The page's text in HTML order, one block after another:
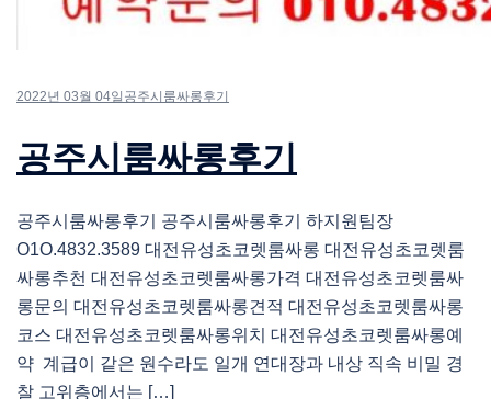
2022년 03월 04일 공주시룸싸롱후기
공주시룸싸롱후기
공주시룸싸롱후기 공주시룸싸롱후기 하지원팀장
O1O.4832.3589 대전유성초코렛룸싸롱 대전유성초코렛룸
싸롱추천 대전유성초코렛룸싸롱가격 대전유성초코렛룸싸
롱문의 대전유성초코렛룸싸롱견적 대전유성초코렛룸싸롱
코스 대전유성초코렛룸싸롱위치 대전유성초코렛룸싸롱예
약 계급이 같은 원수라도 일개 연대장과 내상 직속 비밀 경
찰 고위층에서는 […]